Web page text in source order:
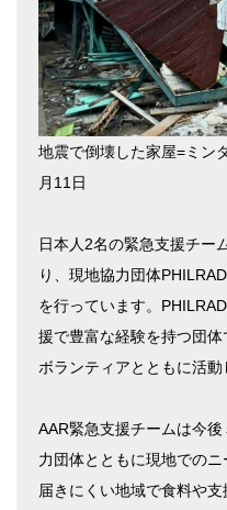
地震で倒壊した家屋=ミン
月11日
日本人2名の緊急支援チー
り、現地協力団体
を行っています。
援で豊富な経験を持つ団
ボランティアとともに活動
AAR緊急支援チームは今
力団体とともに現地での
届きにくい地域で食料や